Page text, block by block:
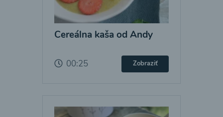
Cereálna kaša od Andy
00:25 Zobraziť